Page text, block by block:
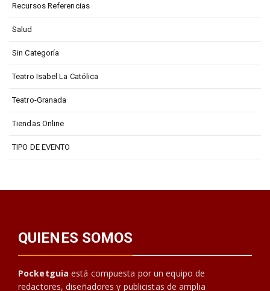
Recursos Referencias
Salud
Sin Categoría
Teatro Isabel La Católica
Teatro-Granada
Tiendas Online
TIPO DE EVENTO
QUIENES SOMOS
Pocketguia está compuesta por un equipo de
redactores, diseñadores y publicistas de amplia